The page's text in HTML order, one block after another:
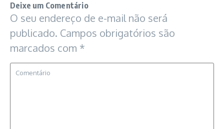
Deixe um Comentário
O seu endereço de e-mail não será
publicado. Campos obrigatórios são
marcados com *